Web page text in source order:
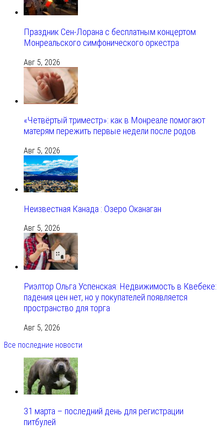
Праздник Сен-Лорана с бесплатным концертом
Монреальского симфонического оркестра
Авг 5, 2026
«Четвёртый триместр»: как в Монреале помогают
матерям пережить первые недели после родов
Авг 5, 2026
Неизвестная Канада : Озеро Оканаган
Авг 5, 2026
Риэлтор Ольга Успенская: Недвижимость в Квебеке:
падения цен нет, но у покупателей появляется
пространство для торга
Авг 5, 2026
Все последние новости
31 марта – последний день для регистрации
питбулей